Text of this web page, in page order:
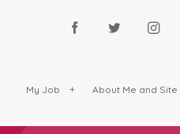
My Job About Me and Site